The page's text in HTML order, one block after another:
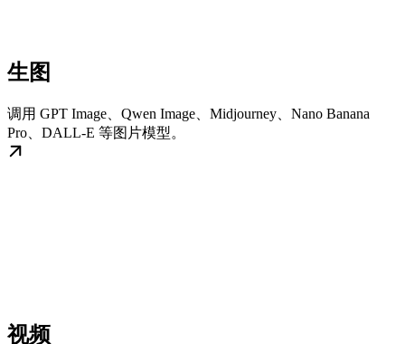
生图
调用 GPT Image、Qwen Image、Midjourney、Nano Banana
Pro、DALL-E 等图片模型。
视频